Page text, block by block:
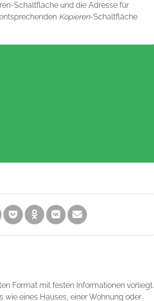
Schaltfläche und die Adresse für
Kopieren-Schaltfläche
Format mit festen Informationen vorliegt.
wie eines Hauses, einer Wohnung oder